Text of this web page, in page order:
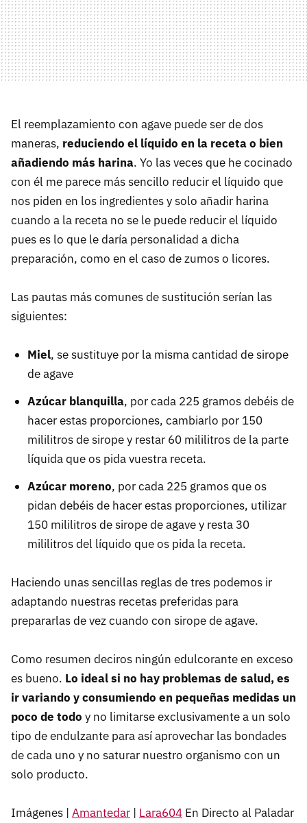
El reemplazamiento con agave puede ser de dos
maneras, reduciendo el líquido en la receta o bien
añadiendo más harina. Yo las veces que he cocinado
con él me parece más sencillo reducir el líquido que
nos piden en los ingredientes y solo añadir harina
cuando a la receta no se le puede reducir el líquido
pues es lo que le daría personalidad a dicha
preparación, como en el caso de zumos o licores.
Las pautas más comunes de sustitución serían las
siguientes:
Miel, se sustituye por la misma cantidad de sirope
de agave
Azúcar blanquilla, por cada 225 gramos debéis de
hacer estas proporciones, cambiarlo por 150
mililitros de sirope y restar 60 mililitros de la parte
líquida que os pida vuestra receta.
Azúcar moreno, por cada 225 gramos que os
pidan debéis de hacer estas proporciones, utilizar
150 mililitros de sirope de agave y resta 30
mililitros del líquido que os pida la receta.
Haciendo unas sencillas reglas de tres podemos ir
adaptando nuestras recetas preferidas para
prepararlas de vez cuando con sirope de agave.
Como resumen deciros ningún edulcorante en exceso
es bueno. Lo ideal si no hay problemas de salud, es
ir variando y consumiendo en pequeñas medidas un
poco de todo y no limitarse exclusivamente a un solo
tipo de endulzante para así aprovechar las bondades
de cada uno y no saturar nuestro organismo con un
solo producto.
Imágenes | Amantedar | Lara604 En Directo al Paladar